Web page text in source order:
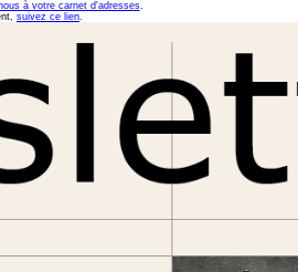
à votre carnet d'adresses.
suivez ce lien.